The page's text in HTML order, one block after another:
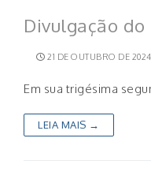
Divulgação do
21 DE OUTUBRO DE 2024
Em sua trigésima
LEIA MAIS →